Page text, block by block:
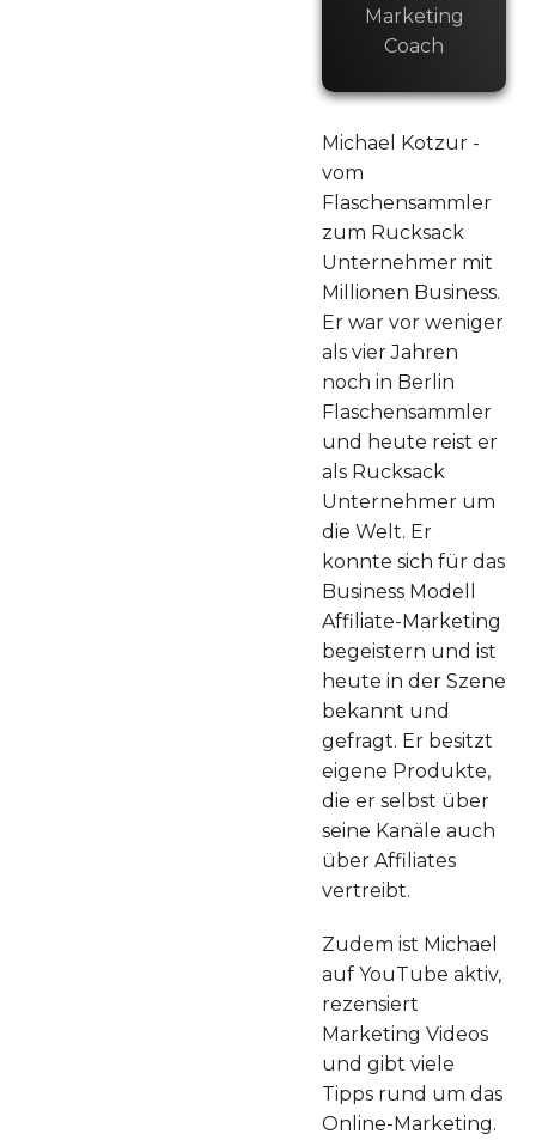
Marketing
Coach
Michael Kotzur -
vom
Flaschensammler
zum Rucksack
Unternehmer mit
Millionen Business.
Er war vor weniger
als vier Jahren
noch in Berlin
Flaschensammler
und heute reist er
als Rucksack
Unternehmer um
die Welt. Er
konnte sich für das
Business Modell
Affiliate-Marketing
begeistern und ist
heute in der Szene
bekannt und
gefragt. Er besitzt
eigene Produkte,
die er selbst über
seine Kanäle auch
über Affiliates
vertreibt.
Zudem ist Michael
auf YouTube aktiv,
rezensiert
Marketing Videos
und gibt viele
Tipps rund um das
Online-Marketing.